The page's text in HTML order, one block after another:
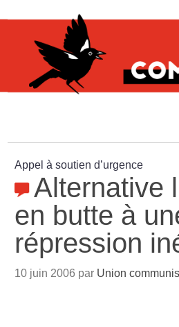
Appel à soutien d’urgence
Alternative
en butte à
répression
10 juin 2006 par Union